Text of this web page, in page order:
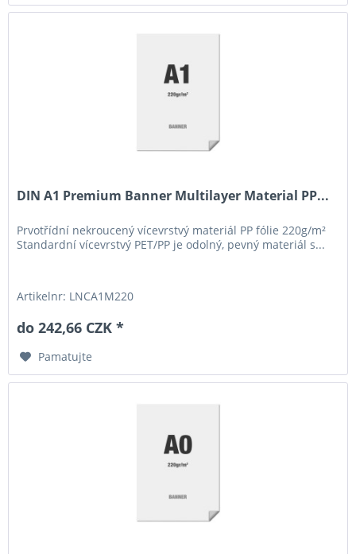
DIN A1 Premium Banner Multilayer Material PP...
Prvotřídní nekroucený vícevrstvý materiál PP fólie 220g/m²
Standardní vícevrstvý PET/PP je odolný, pevný materiál s...
Artikelnr: LNCA1M220
do 242,66 CZK *
Pamatujte